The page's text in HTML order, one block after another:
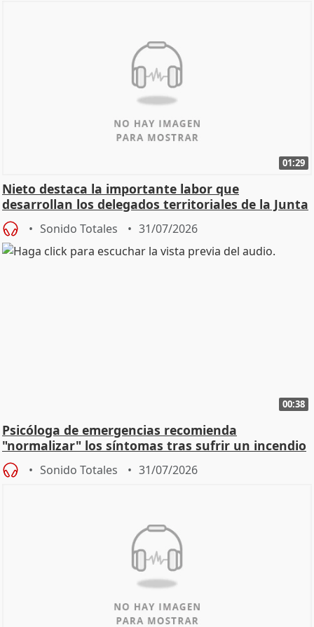
01:29
Nieto destaca la importante labor que
desarrollan los delegados territoriales de la Junta
Sonido Totales 31/07/2026
00:38
Psicóloga de emergencias recomienda
"normalizar" los síntomas tras sufrir un incendio
Sonido Totales 31/07/2026